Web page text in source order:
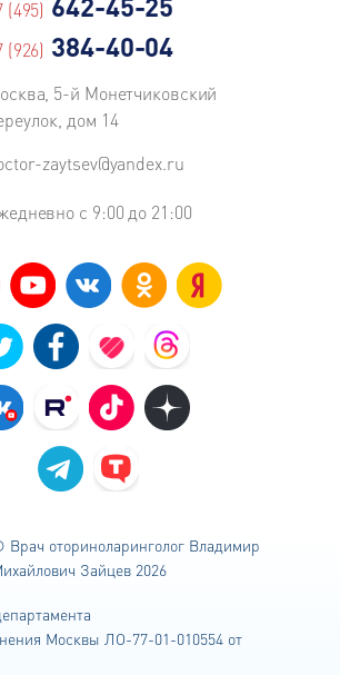
(495)
(926) 384-40-04
5-й Монетчиковский
дом 14
zaytsev@yandex.ru
с 9:00 до 21:00
Врач оториноларинголог Владимир
Зайцев 2026
Москвы ЛО-77-01-010554 от